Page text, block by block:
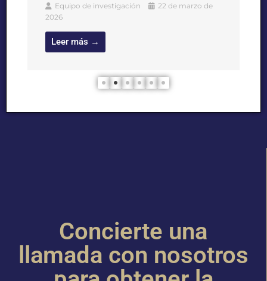
Equipo de investigación
22 de marzo de
2026
Leer más →
Concierte una
llamada con nosotros